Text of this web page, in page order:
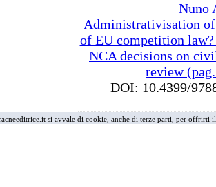
Nuno
Administrativisation
of EU competition
NCA decisions on
review
DOI: 10.4399/
si avvale di cookie, anche di terze parti, per